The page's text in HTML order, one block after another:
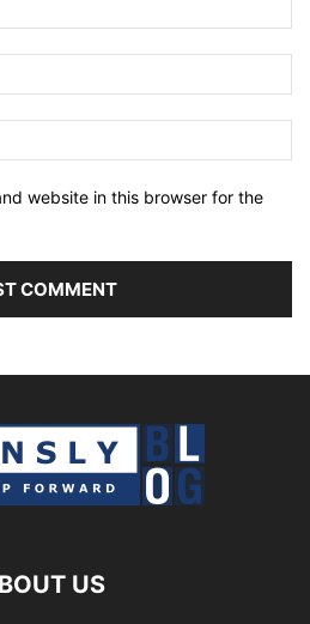
website in this browser for the
US